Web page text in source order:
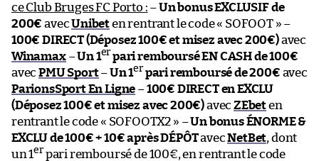
ce Club Bruges FC Porto : –Un bonus EXCLUSIF de
200€ avecUnibeten rentrant le code « SOFOOT » –
100€ DIRECT (Déposez 100€ et misez avec 200€)avec
Winamax–Un 1er pari remboursé EN CASH de 100€
avecPMU Sport–Un 1er pari remboursé de 200€ avec
ParionsSport En Ligne –100€ DIRECT en EXCLU
(Déposez 100€ et misez avec 200€)avec ZEbeten
rentrant le code « SOFOOTX2 » –Un bonus ÉNORME &
EXCLU de 100€ + 10€ après DÉPÔTavecNetBet, dont
un 1er pari remboursé de 100€, en rentrant le code